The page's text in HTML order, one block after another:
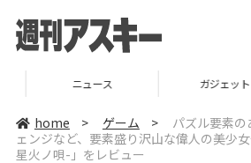
ニュース ガジェット
home > ゲーム >
パズル要素
ェンジなど、要素盛り沢山な偉人の美少
星火ノ唄-」をレビュー